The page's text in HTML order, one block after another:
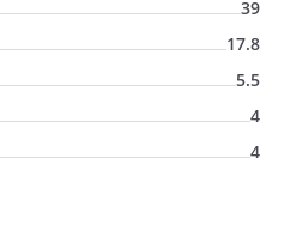
39
17.8
5.5
4
4